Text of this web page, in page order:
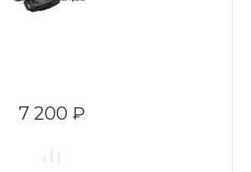
7 200 ₽